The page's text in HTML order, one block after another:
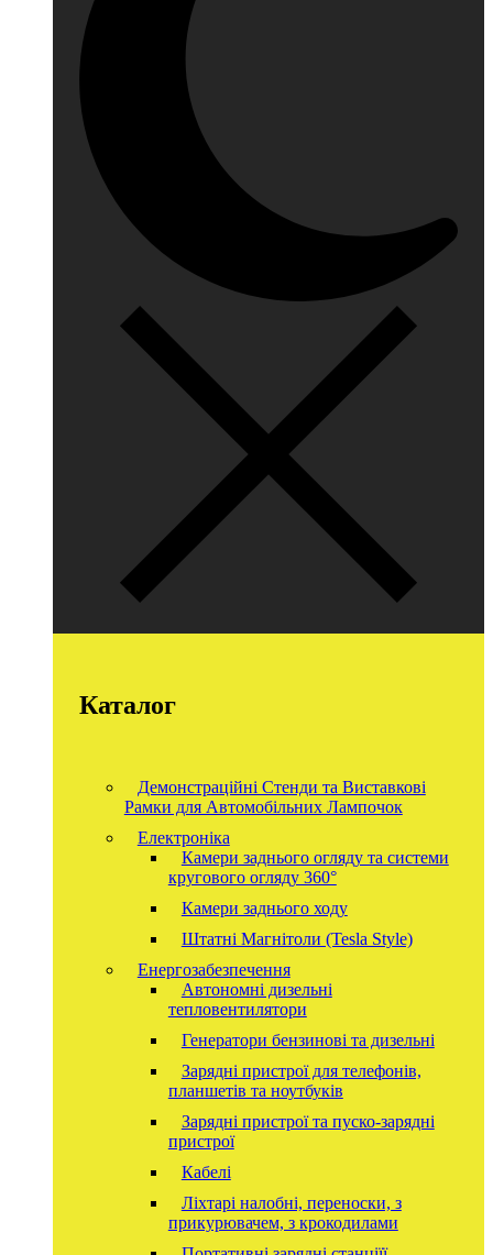
Каталог
Демонстраційні Стенди та Виставкові
Рамки для Автомобільних Лампочок
Електроніка
Камери заднього огляду та системи
кругового огляду 360°
Камери заднього ходу
Штатні Магнітоли (Tesla Style)
Енергозабезпечення
Автономні дизельні
тепловентилятори
Генератори бензинові та дизельні
Зарядні пристрої для телефонів,
планшетів та ноутбуків
Зарядні пристрої та пуско-зарядні
пристрої
Кабелі
Ліхтарі налобні, переноски, з
прикурювачем, з крокодилами